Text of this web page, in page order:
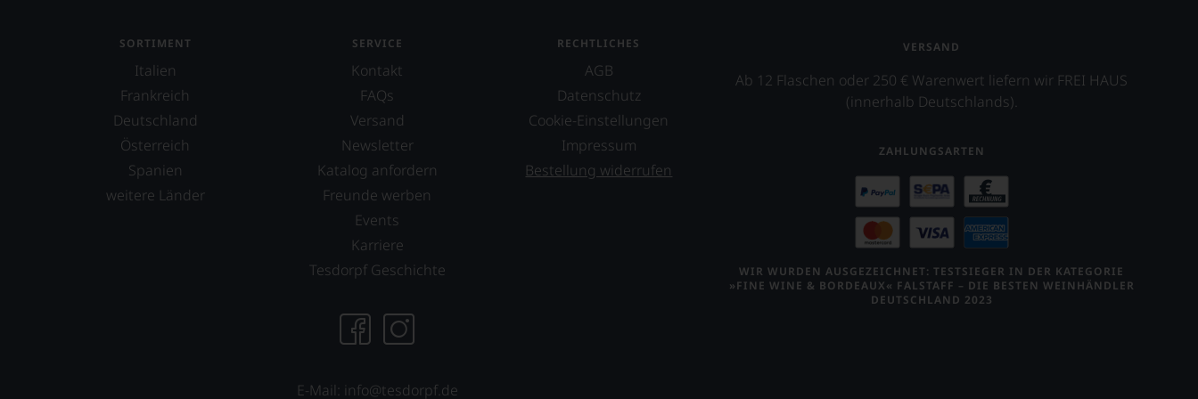
festgestellt,
Bewertung
nachvollziehbar
SORTIMENT
Italien
Frankreich
Deutschland
Österreich
Spanien
weitere Länder
SERVICE
Kontakt
FAQs
Versand
Newsletter
Katalog anfordern
Freunde werben
Events
Karriere
Tesdorpf Geschichte
E-Mail: info@tesdorpf.de
RECHTLICHES
AGB
Datenschutz
Cookie-Einstellungen
Impressum
Bestellung widerrufen
VERSAND
Ab 12 Flaschen oder 250 € Warenwert liefern wir FREI HAUS
(innerhalb Deutschlands).
ZAHLUNGSARTEN
WIR WURDEN AUSGEZEICHNET: TESTSIEGER IN DER KATEGORIE
»FINE WINE & BORDEAUX« FALSTAFF – DIE BESTEN WEINHÄNDLER
DEUTSCHLAND 2023